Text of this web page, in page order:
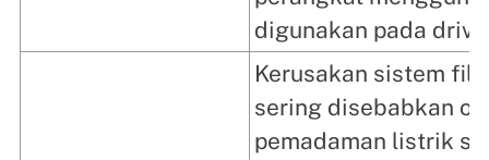
digunakan pada
Kerusakan sistem
sering disebabkan
pemadaman listrik